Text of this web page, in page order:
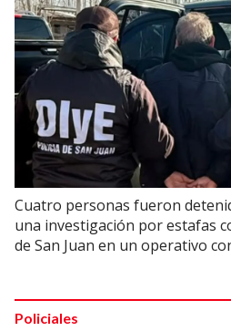
Cuatro personas fueron
una investigación por estafas
de San Juan en un operativo
Policiales